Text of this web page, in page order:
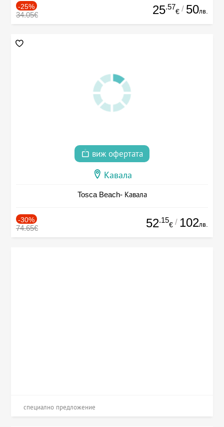
-25%
34.05€ 25.57
€ / 50лв.
виж офертата
Кавала
Tosca Beach- Кавала
-30%
74.65€ 52.15
€ / 102лв.
специално предложение